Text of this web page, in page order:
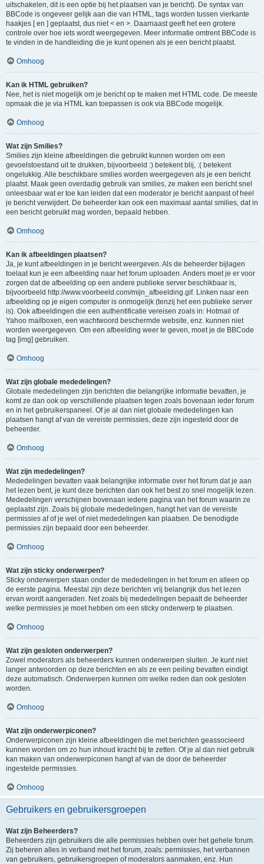
uitschakelen, dit is een optie bij het plaatsen van je bericht). De syntax van
BBCode is ongeveer gelijk aan die van HTML, tags worden tussen vierkante
haakjes [ en ] geplaatst, dus niet < en >. Daarnaast geeft het een grotere
controle over hoe iets wordt weergegeven. Meer informatie omtrent BBCode is
te vinden in de handleiding die je kunt openen als je een bericht plaatst.
Omhoog
Kan ik HTML gebruiken?
Nee, het is niet mogelijk om je bericht op te maken met HTML code. De meeste
opmaak die je via HTML kan toepassen is ook via BBCode mogelijk.
Omhoog
Wat zijn Smilies?
Smilies zijn kleine afbeeldingen die gebruikt kunnen worden om een
gevoelstoestand uit te drukken, bijvoorbeeld :) betekent blij, :( betekent
ongelukkig. Alle beschikbare smilies worden weergegeven als je een bericht
plaatst. Maak geen overdadig gebruik van smilies, ze maken een bericht snel
onleesbaar wat er toe kan leiden dat een moderator je bericht aanpast of heel
je bericht verwijdert. De beheerder kan ook een maximaal aantal smilies, dat in
een bericht gebruikt mag worden, bepaald hebben.
Omhoog
Kan ik afbeeldingen plaatsen?
Ja, je kunt afbeeldingen in je bericht weergeven. Als de beheerder bijlagen
toelaat kun je een afbeelding naar het forum uploaden. Anders moet je er voor
zorgen dat de afbeelding op een andere publieke server beschikbaar is,
bijvoorbeeld http://www.voorbeeld.com/mijn_afbeelding.gif. Linken naar een
afbeelding op je eigen computer is onmogelijk (tenzij het een publieke server
is). Ook afbeeldingen die een authentificatie vereisen zoals in: Hotmail of
Yahoo mailboxen, een wachtwoord beschermde website, enz. kunnen niet
worden weergegeven. Om een afbeelding weer te geven, moet je de BBCode
tag [img] gebruiken.
Omhoog
Wat zijn globale mededelingen?
Globale mededelingen zijn berichten die belangrijke informatie bevatten, je
komt ze dan ook op verschillende plaatsen tegen zoals bovenaan ieder forum
en in het gebruikerspaneel. Of je al dan niet globale mededelingen kan
plaatsen hangt af van de vereiste permissies, deze zijn ingesteld door de
beheerder.
Omhoog
Wat zijn mededelingen?
Mededelingen bevatten vaak belangrijke informatie over het forum dat je aan
het lezen bent, je kunt deze berichten dan ook het best zo snel mogelijk lezen.
Mededelingen verschijnen bovenaan iedere pagina van het forum waarin ze
geplaatst zijn. Zoals bij globale mededelingen, hangt het van de vereiste
permissies af of je wel of niet mededelingen kan plaatsen. De benodigde
permissies zijn bepaald door een beheerder.
Omhoog
Wat zijn sticky onderwerpen?
Sticky onderwerpen staan onder de mededelingen in het forum en alleen op
de eerste pagina. Meestal zijn deze berichten vrij belangrijk dus het lezen
ervan wordt aangeraden. Net zoals bij mededelingen bepaalt de beheerder
welke permissies je moet hebben om een sticky onderwerp te plaatsen.
Omhoog
Wat zijn gesloten onderwerpen?
Zowel moderators als beheerders kunnen onderwerpen sluiten. Je kunt niet
langer antwoorden op deze berichten en als ze een peiling bevatten eindigt
deze automatisch. Onderwerpen kunnen om welke reden dan ook gesloten
worden.
Omhoog
Wat zijn onderwerpiconen?
Onderwerpiconen zijn kleine afbeeldingen die met berichten geassocieerd
kunnen worden om zo hun inhoud kracht bij te zetten. Of je al dan niet gebruik
kan maken van onderwerpiconen hangt af van de door de beheerder
ingestelde permissies.
Omhoog
Gebruikers en gebruikersgroepen
Wat zijn Beheerders?
Beheerders zijn gebruikers die alle permissies hebben over het gehele forum.
Zij beheren alles in verband met het forum, zoals: permissies, het verbannen
van gebruikers, gebruikersgroepen of moderators aanmaken, enz. Hun